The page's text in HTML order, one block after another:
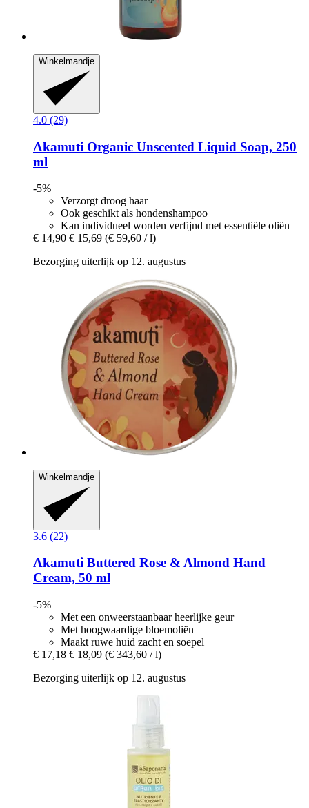
Winkelmandje
4.0 (29)
Akamuti Organic Unscented Liquid Soap, 250
ml
-5%
Verzorgt droog haar
Ook geschikt als hondenshampoo
Kan individueel worden verfijnd met essentiële oliën
€ 14,90 € 15,69 (€ 59,60 / l)
Bezorging uiterlijk op 12. augustus
Winkelmandje
3.6 (22)
Akamuti Buttered Rose & Almond Hand
Cream, 50 ml
-5%
Met een onweerstaanbaar heerlijke geur
Met hoogwaardige bloemoliën
Maakt ruwe huid zacht en soepel
€ 17,18 € 18,09 (€ 343,60 / l)
Bezorging uiterlijk op 12. augustus